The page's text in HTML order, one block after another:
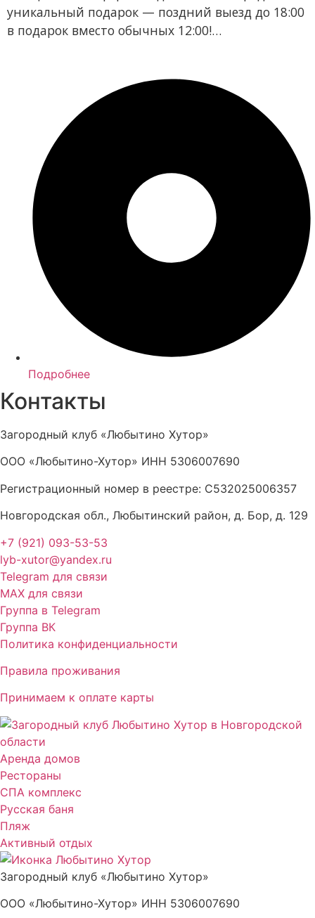
уникальный подарок — поздний выезд до 18:00
в подарок вместо обычных 12:00!…
Подробнее
Контакты
Загородный клуб «Любытино Хутор»
ООО «Любытино-Хутор» ИНН 5306007690
Регистрационный номер в реестре: С532025006357
Новгородская обл., Любытинский район, д. Бор, д. 129
+7 (921) 093-53-53
lyb-xutor@yandex.ru
Telegram для связи
МАХ для связи
Группа в Telegram
Группа ВК
Политика конфиденциальности
Правила проживания
Принимаем к оплате карты
Аренда домов
Рестораны
СПА комплекс
Русская баня
Пляж
Активный отдых
Загородный клуб «Любытино Хутор»
ООО «Любытино-Хутор» ИНН 5306007690